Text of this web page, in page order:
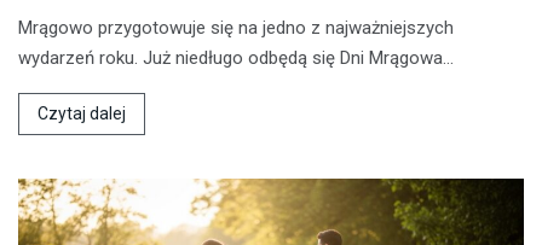
Mrągowo przygotowuje się na jedno z najważniejszych
wydarzeń roku. Już niedługo odbędą się Dni Mrągowa…
Czytaj dalej